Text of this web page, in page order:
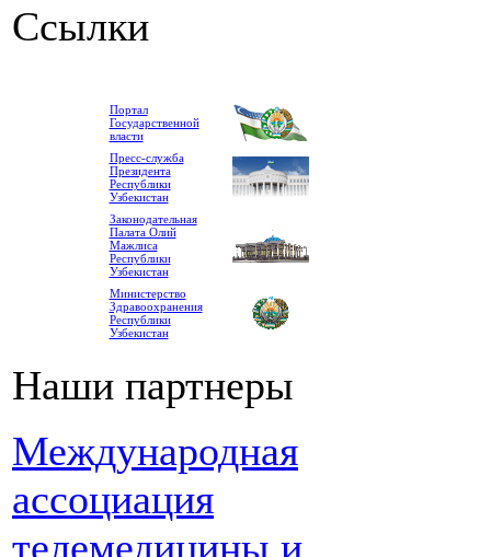
Ссылки
Портал
Государственной
власти
Пресс-служба
Президента
Республики
Узбекистан
Законодательная
Палата Олий
Мажлиса
Республики
Узбекистан
Министерство
Здравоохранения
Республики
Узбекистан
Наши партнеры
Международная
ассоциация
телемедицины и